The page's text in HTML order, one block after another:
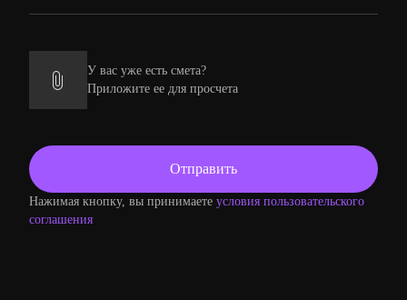
У вас уже есть смета?
Приложите ее для просчета
Нажимая кнопку, вы принимаете условия пользовательского
соглашения